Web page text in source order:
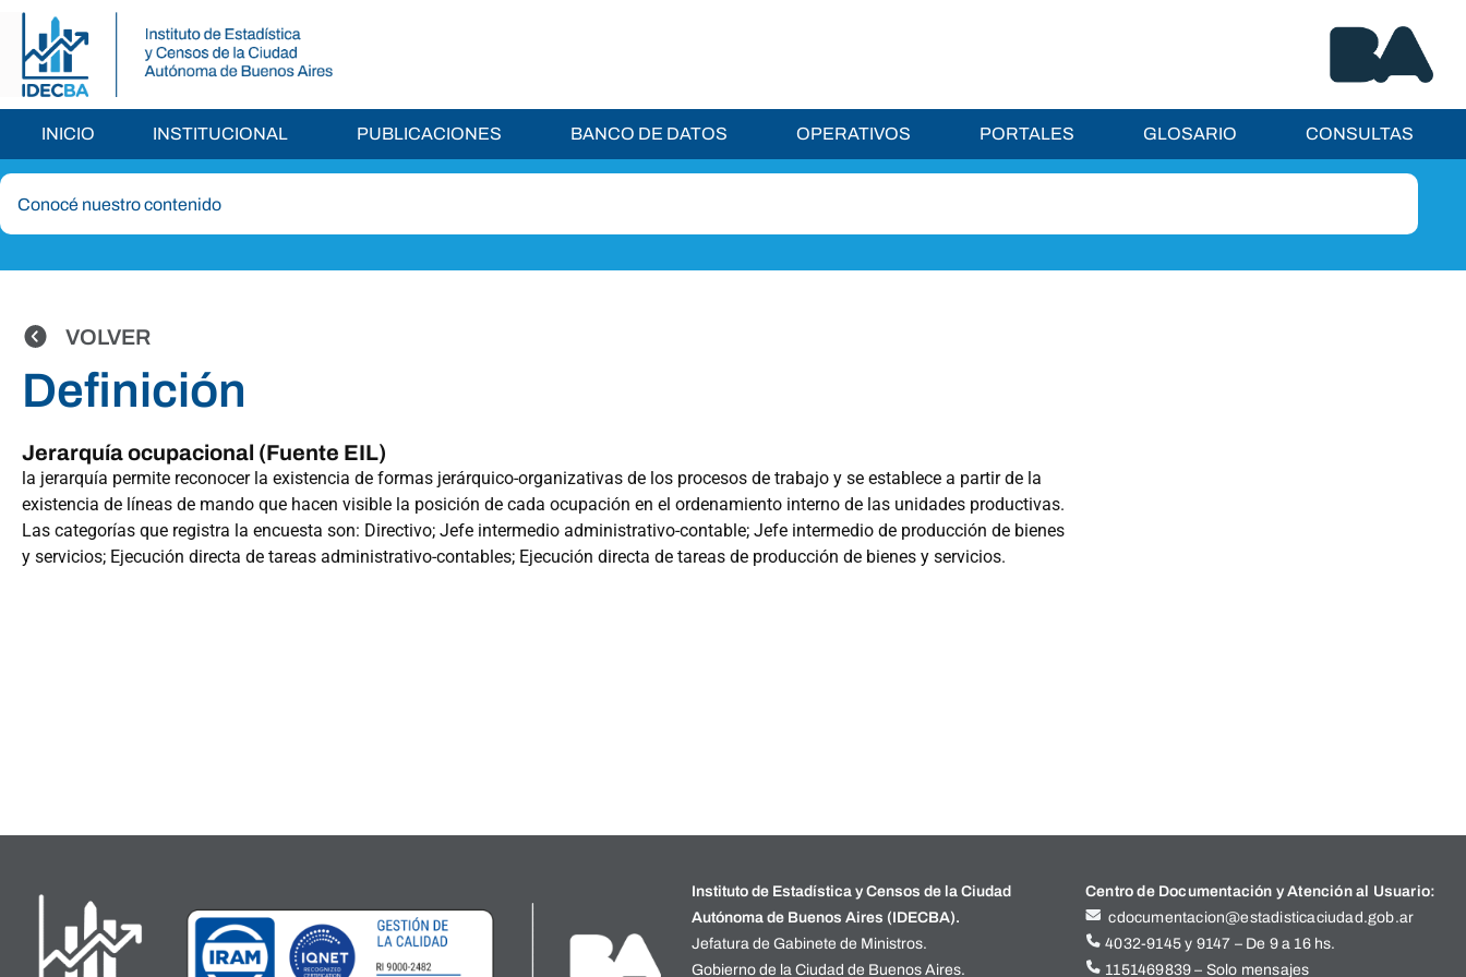
INICIO INSTITUCIONAL PUBLICACIONES BANCO DE DATOS OPERATIVOS PORTALES GLOSARIO CONSULTAS
VOLVER
Definición
Jerarquía ocupacional (Fuente EIL)
la jerarquía permite reconocer la existencia de formas jerárquico-organizativas de los procesos de trabajo y se establece a partir de la
existencia de líneas de mando que hacen visible la posición de cada ocupación en el ordenamiento interno de las unidades productivas.
Las categorías que registra la encuesta son: Directivo; Jefe intermedio administrativo-contable; Jefe intermedio de producción de bienes
y servicios; Ejecución directa de tareas administrativo-contables; Ejecución directa de tareas de producción de bienes y servicios.
Instituto de Estadística y Censos de la Ciudad
Autónoma de Buenos Aires (IDECBA).
Jefatura de Gabinete de Ministros.
Gobierno de la Ciudad de Buenos Aires.
Centro de Documentación y Atención al Usuario:
cdocumentacion@estadisticaciudad.gob.ar
4032-9145 y 9147 – De 9 a 16 hs.
1151469839 – Solo mensajes